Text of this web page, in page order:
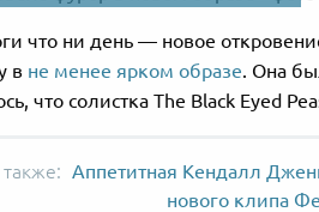
что ни день — новое
в не менее ярком образе. Она
что солистка The Black Eyed
Аппетитная Кендалл
нового клипа